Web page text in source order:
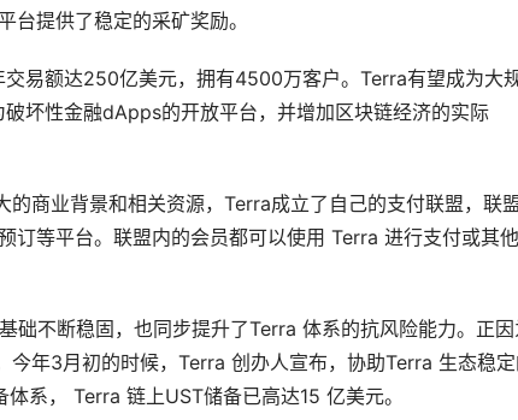
台提供了稳定的采矿奖励。
易额达250亿美元，拥有4500万客户。Terra有望成为大
坏性金融dApps的开放平台，并增加区块链经济的实际
商业背景和相关资源，Terra成立了自己的支付联盟，联
订等平台。联盟内的会员都可以使用 Terra 进行支付或其他
础不断稳固，也同步提升了Terra 体系的抗风险能力。正因
今年3月初的时候，Terra 创办人宣布，协助Terra 生态稳
系， Terra 链上UST储备已高达15 亿美元。